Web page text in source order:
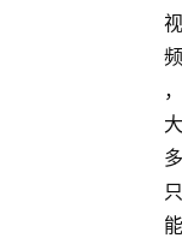
视
频
，
大
多
只
能